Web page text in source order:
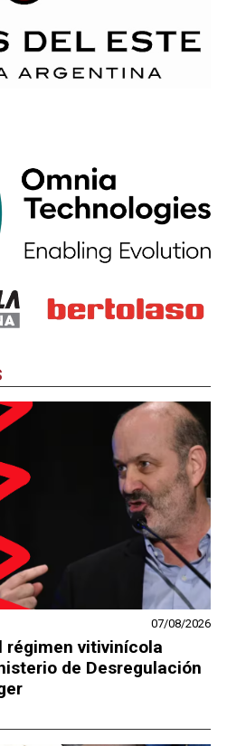
07/08/2026
régimen vitivinícola
de Desregulación